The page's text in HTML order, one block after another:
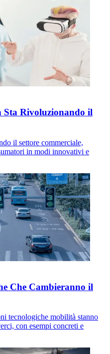
Sta Rivoluzionando il
il settore commerciale,
in modi innovativi e
Che Cambieranno il
tecnologiche mobilità stanno
con esempi concreti e